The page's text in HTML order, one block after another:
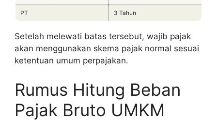
PT 3 Tahun
Setelah melewati batas tersebut, wajib pajak
akan menggunakan skema pajak normal sesuai
ketentuan umum perpajakan.
Rumus Hitung Beban
Pajak Bruto UMKM